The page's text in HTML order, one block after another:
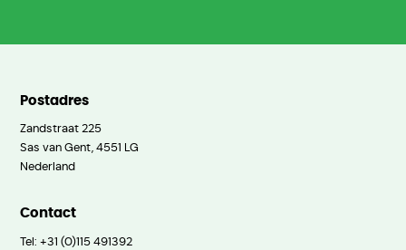
Postadres
Zandstraat 225
Sas van Gent, 4551 LG
Nederland
Contact
Tel:+31 (0)115 491392